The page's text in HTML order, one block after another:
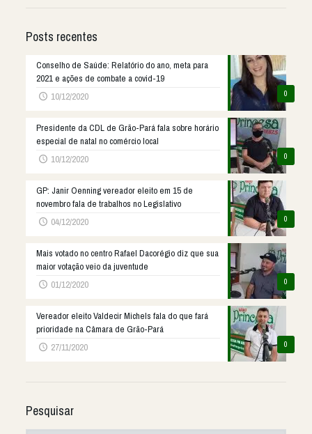
Posts recentes
0
Conselho de Saúde: Relatório do ano, meta para
2021 e ações de combate a covid-19
10/12/2020
0
Presidente da CDL de Grão-Pará fala sobre horário
especial de natal no comércio local
10/12/2020
0
GP: Janir Oenning vereador eleito em 15 de
novembro fala de trabalhos no Legislativo
04/12/2020
0
Mais votado no centro Rafael Dacorégio diz que sua
maior votação veio da juventude
01/12/2020
0
Vereador eleito Valdecir Michels fala do que fará
prioridade na Câmara de Grão-Pará
27/11/2020
Pesquisar